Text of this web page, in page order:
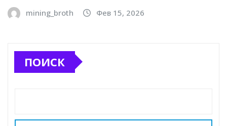
mining_broth Фев 15, 2026
ПОИСК